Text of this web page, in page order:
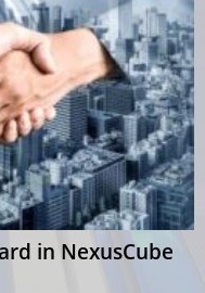
in NexusCube